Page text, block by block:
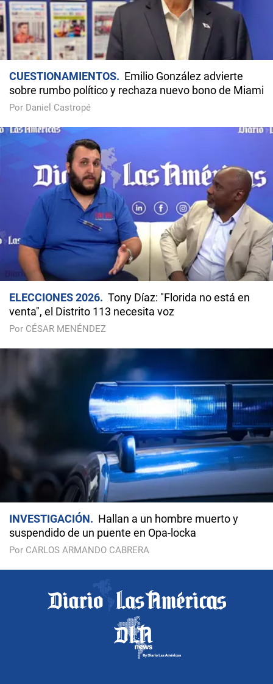
CUESTIONAMIENTOS
Emilio González advierte
sobre rumbo político y rechaza nuevo bono de Miami
Por Daniel Castropé
ELECCIONES 2026
Tony Díaz: "Florida no está en
venta", el Distrito 113 necesita voz
Por CÉSAR MENÉNDEZ
INVESTIGACIÓN
Hallan a un hombre muerto y
suspendido de un puente en Opa-locka
Por CARLOS ARMANDO CABRERA